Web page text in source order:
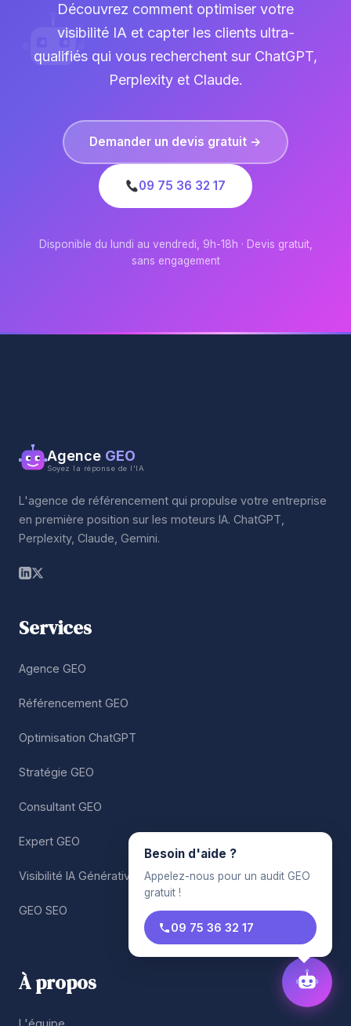
Découvrez comment optimiser votre
visibilité IA et capter les clients ultra-
qualifiés qui vous recherchent sur ChatGPT,
Perplexity et Claude.
Demander un devis gratuit →
09 75 36 32 17
Disponible du lundi au vendredi, 9h-18h · Devis gratuit,
sans engagement
Agence GEO
Soyez la réponse de l'IA
L'agence de référencement qui propulse votre entreprise
en première position sur les moteurs IA. ChatGPT,
Perplexity, Claude, Gemini.
Services
Agence GEO
Référencement GEO
Optimisation ChatGPT
Stratégie GEO
Consultant GEO
Expert GEO
Visibilité IA Générative
GEO SEO
À propos
L'équipe
Besoin d'aide ?
Appelez-nous pour un audit GEO
gratuit !
09 75 36 32 17